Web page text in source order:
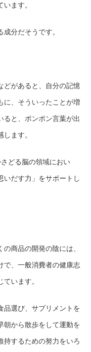
ます。
分だそうです。
どがあると、自分の記憶
に、そういったことが増
ると、ポンポン言葉が出
ます。
どる脳の領域におい
いだす力」をサポートし
商品の開発の陰には、
で、一般消費者の健康志
います。
品選び、サプリメントを
朝から散歩をして運動を
持するための努力をいろ